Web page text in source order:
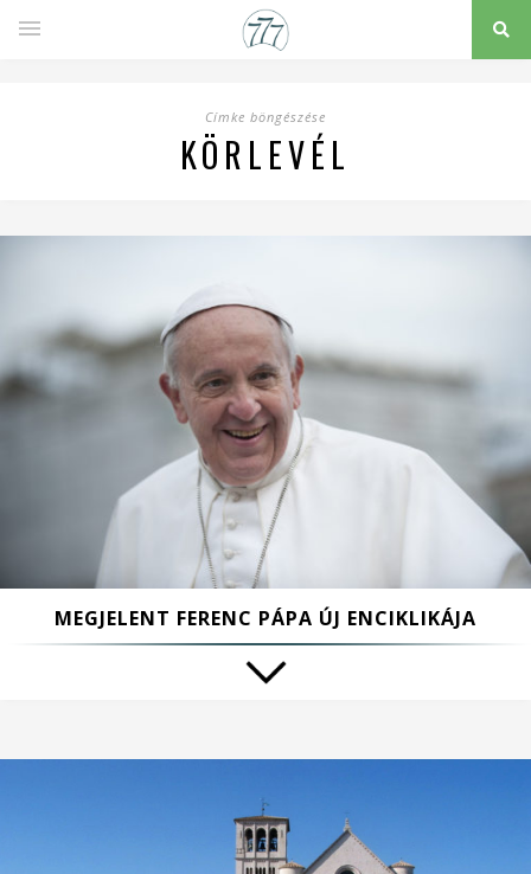
Címke böngészése
KÖRLEVÉL
MEGJELENT FERENC PÁPA ÚJ ENCIKLIKÁJA